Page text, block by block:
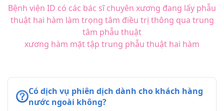
Bệnh viện ID có các bác sĩ chuyên xương đang lấy phẫu
thuật hai hàm làm trọng tâm điều trị thông qua trung
tâm phẫu thuật
xương hàm mặt tập trung phẫu thuật hai hàm
Có dịch vụ phiên dịch dành cho khách hàng
nước ngoài không?